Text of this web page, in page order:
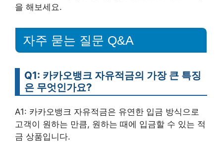
을 해보세요.
자주 묻는 질문 Q&A
Q1: 카카오뱅크 자유적금의 가장 큰 특징
은 무엇인가요?
A1: 카카오뱅크 자유적금은 유연한 입금 방식으로
고객이 원하는 만큼, 원하는 때에 입금할 수 있는 적
금 상품입니다.